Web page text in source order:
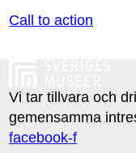
Call to action
Vi tar tillvara och
gemensamma
facebook-f